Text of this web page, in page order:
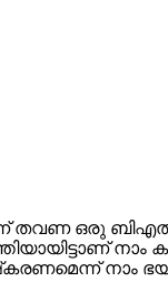
തവണ ഒരു
നാം
നാം